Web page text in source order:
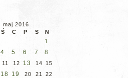
maj 2016
Ś C P S N
1
4 5 6 7 8
11 12 13 14 15
18 19 20 21
22